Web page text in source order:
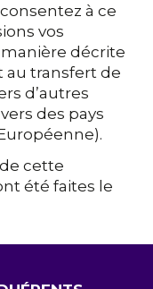
à ce
vos
décrite
au transfert de
d’autres
des pays
cette
été faites le